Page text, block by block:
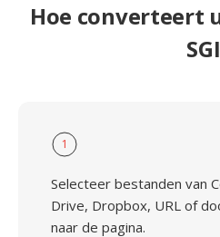
Hoe converteert
SGI
1
Selecteer bestanden van
Drive, Dropbox, URL of
naar de pagina.